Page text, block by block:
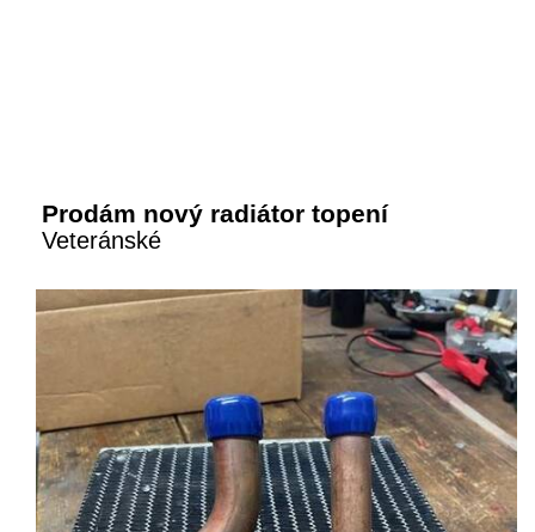
Prodám nový radiátor topení
Veteránské